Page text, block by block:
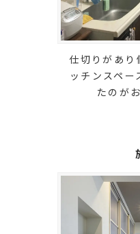
仕切りがあり
ッチンスペー
たのが